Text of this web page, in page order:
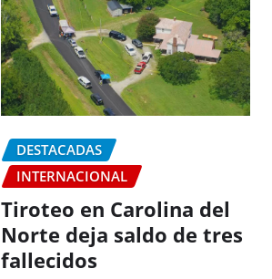
DESTACADAS
INTERNACIONAL
Tiroteo en Carolina del
Norte deja saldo de tres
fallecidos